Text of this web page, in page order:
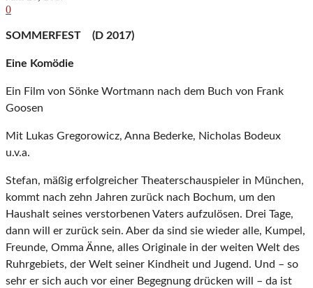
0
SOMMERFEST (D 2017)
Eine Komödie
Ein Film von Sönke Wortmann nach dem Buch von Frank
Goosen
Mit Lukas Gregorowicz, Anna Bederke, Nicholas Bodeux
u.v.a.
Stefan, mäßig erfolgreicher Theaterschauspieler in München,
kommt nach zehn Jahren zurück nach Bochum, um den
Haushalt seines verstorbenen Vaters aufzulösen. Drei Tage,
dann will er zurück sein. Aber da sind sie wieder alle, Kumpel,
Freunde, Omma Änne, alles Originale in der weiten Welt des
Ruhrgebiets, der Welt seiner Kindheit und Jugend. Und – so
sehr er sich auch vor einer Begegnung drücken will – da ist